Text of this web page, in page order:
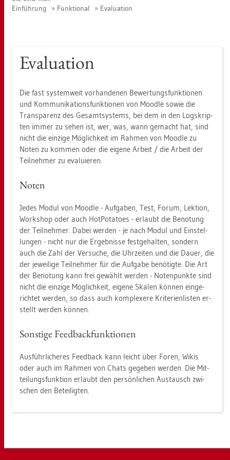
Ein­füh­rung
Funk­tio­nal Eva­lua­ti­on
Eva­lua­ti­on
Die fast sys­tem­weit vor­han­de­nen Be­wer­tungs­funk­tio­nen
und Kom­mu­ni­ka­ti­ons­funk­tio­nen von Mood­le sowie die
Trans­pa­renz des Ge­samt­sys­tems, bei dem in den Logskrip­
ten immer zu sehen ist, wer, was, wann ge­macht hat, sind
nicht die ein­zi­ge Mög­lich­keit im Rah­men von Mood­le zu
Noten zu kom­men oder die ei­ge­ne Ar­beit / die Ar­beit der
Teil­neh­mer zu eva­lu­ie­ren.
Noten
Jedes Modul von Mood­le - Auf­ga­ben, Test, Forum, Lek­ti­on,
Work­shop oder auch Hot­Po­ta­toes - er­laubt die Be­no­tung
der Teil­neh­mer. Dabei wer­den - je nach Modul und Ein­stel­
lun­gen - nicht nur die Er­geb­nis­se fest­ge­hal­ten, son­dern
auch die Zahl der Ver­su­che, die Uhr­zei­ten und die Dauer, die
der je­wei­li­ge Teil­neh­mer für die Auf­ga­be be­nö­tig­te. Die Art
der Be­no­tung kann frei ge­wählt wer­den - No­ten­punk­te sind
nicht die ein­zi­ge Mög­lich­keit, ei­ge­ne Ska­len kön­nen ein­ge­
rich­tet wer­den, so dass auch kom­ple­xe­re Kri­te­ri­en­lis­ten er­
stellt wer­den kön­nen.
Sons­ti­ge Feed­back­funk­tio­nen
Aus­führ­li­che­res Feed­back kann leicht über Foren, Wikis
oder auch im Rah­men von Chats ge­ge­ben wer­den. Die Mit­
tei­lungs­funk­ti­on er­laubt den per­sön­li­chen Aus­tausch zwi­
schen den Be­tei­lig­ten.